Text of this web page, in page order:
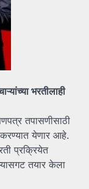
भरतीलाही
तपासणीसाठी
करण्यात येणार आहे.
प्रक्रियेत
तयार केला